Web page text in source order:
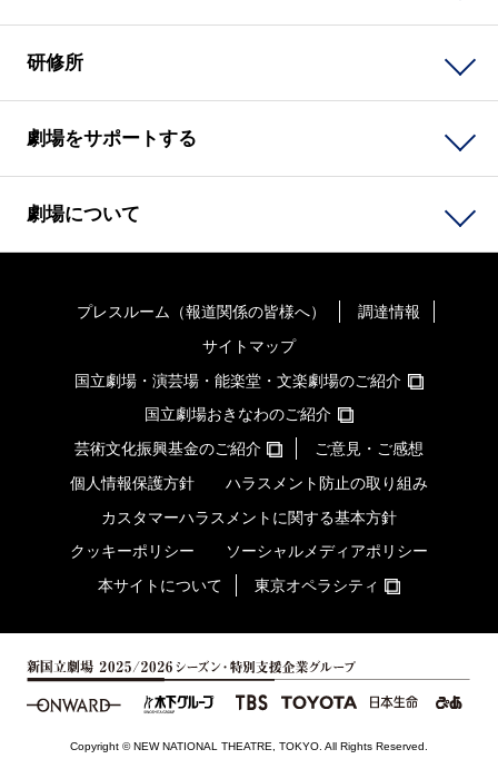
研修所
劇場をサポートする
劇場について
プレスルーム（報道関係の皆様へ）
調達情報
サイトマップ
国立劇場・演芸場・能楽堂・文楽劇場のご紹介
国立劇場おきなわのご紹介
芸術文化振興基金のご紹介
ご意見・ご感想
個人情報保護方針
ハラスメント防止の取り組み
カスタマーハラスメントに関する基本方針
クッキーポリシー
ソーシャルメディアポリシー
本サイトについて
東京オペラシティ
Copyright © NEW NATIONAL THEATRE, TOKYO. All Rights Reserved.